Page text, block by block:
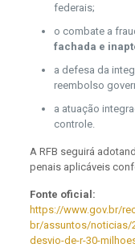
federais;
o combate a
fachada e
a defesa da
reembolso
a atuação
controle.
A RFB seguirá
penais aplicáveis
Fonte oficial:
https://www.gov.br/
br/assuntos/noticias/
desvio-de-r-30-